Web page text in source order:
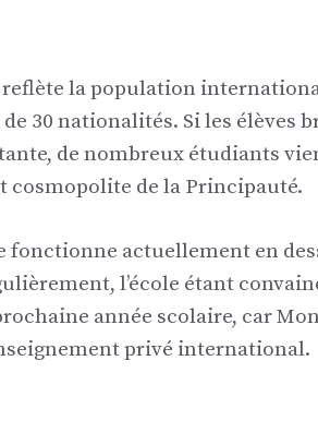
la population
30 nationalités. Si les élèves
de nombreux étudiants
cosmopolite de la Principauté.
fonctionne actuellement en
l’école étant
année scolaire, car
privé international.